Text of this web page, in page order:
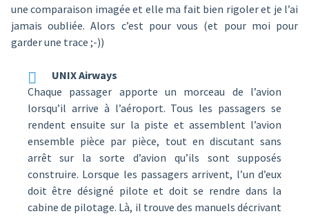
une comparaison imagée et elle ma fait bien rigoler et je l’ai
jamais oubliée. Alors c’est pour vous (et pour moi pour
garder une trace ;-))
UNIX Airways
Chaque passager apporte un morceau de l’avion
lorsqu’il arrive à l’aéroport. Tous les passagers se
rendent ensuite sur la piste et assemblent l’avion
ensemble pièce par pièce, tout en discutant sans
arrêt sur la sorte d’avion qu’ils sont supposés
construire. Lorsque les passagers arrivent, l’un d’eux
doit être désigné pilote et doit se rendre dans la
cabine de pilotage. Là, il trouve des manuels décrivant